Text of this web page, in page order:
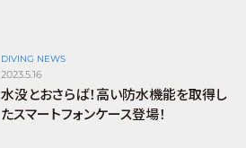
DIVING NEWS
2023.5.16
水没とおさらば！高い防水機能を取得し
たスマートフォンケース登場！